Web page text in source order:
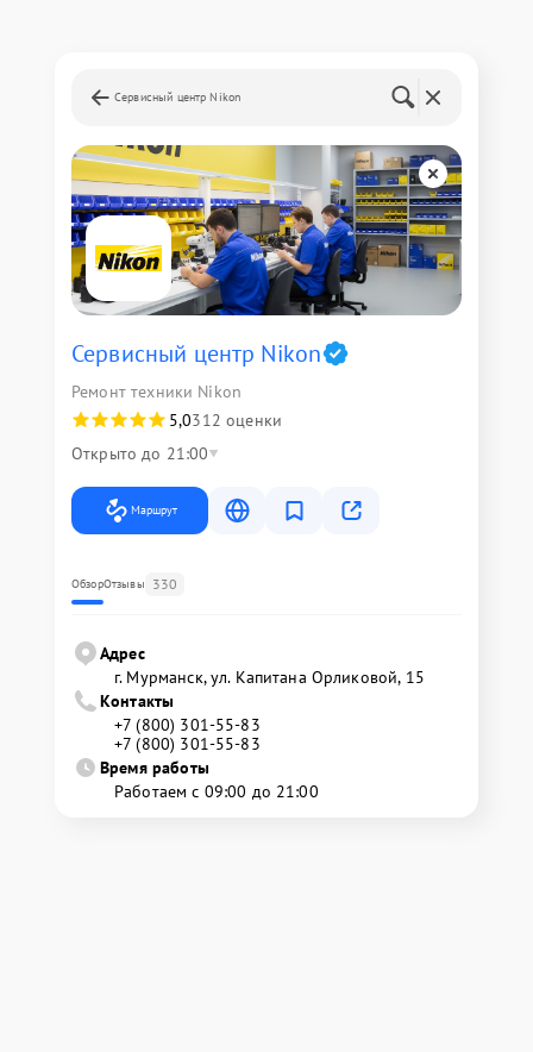
Сервисный центр Nikon
Сервисный центр Nikon
Ремонт техники Nikon
5,0312 оценки
Открыто до 21:00
Маршрут
ОбзорОтзывы 330
Адрес
г. Мурманск, ул. Капитана Орликовой, 15
Контакты
+7 (800) 301-55-83
+7 (800) 301-55-83
Время работы
Работаем с 09:00 до 21:00